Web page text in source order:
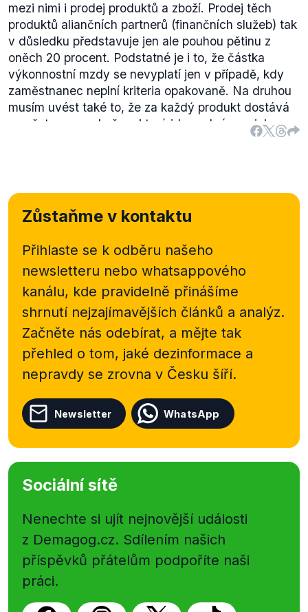
mezi nimi i prodej produktů a zboží. Prodej těch
produktů aliančních partnerů (finančních služeb) tak
v důsledku představuje jen ale pouhou pětinu z
oněch 20 procent. Podstatné je i to, že částka
výkonnostní mzdy se nevyplatí jen v případě, kdy
zaměstnanec neplní kriteria opakovaně. Na druhou
musím uvést také to, že za každý produkt dostává
zaměstnanec odměnu, která jde nad rámec jeho
platu. A ta se pohybuje od 100 do 1000 korun podle
prvadivý.
Zůstaňme v kontaktu
Přihlaste se k odběru našeho
newsletteru nebo whatsappového
kanálu, kde pravidelně přinášíme
shrnutí nejzajímavějších článků a analýz.
Začněte nás odebírat, a mějte tak
přehled o tom, jaké dezinformace a
nepravdy se zrovna v Česku šíří.
Newsletter WhatsApp
Sociální sítě
Nenechte si ujít nejnovější události
z Demagog.cz. Sdílením našich
příspěvků přátelům podpoříte naši
práci.